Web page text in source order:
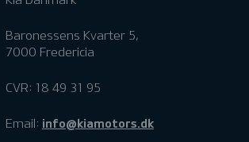
Baronessens Kvarter 5,
7000 Fredericia
CVR: 18 49 31 95
Email: info@kiamotors.dk